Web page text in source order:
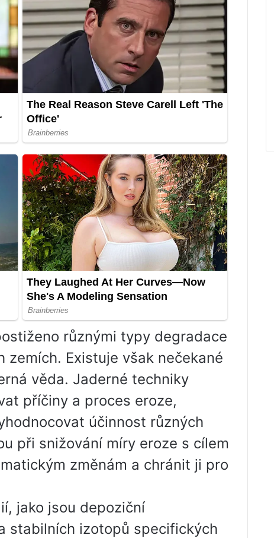
různými typy degradace
zemích. Existuje však nečekané
věda. Jaderné techniky
příčiny a proces eroze,
účinnost různých
při snižování míry eroze s cílem
změnám a chránit ji pro
jako jsou depoziční
stabilních izotopů specifických